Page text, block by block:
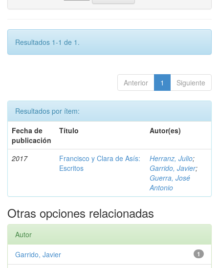
Resultados 1-1 de 1.
Anterior 1 Siguiente
Resultados por ítem:
Fecha de
publicación
Título Autor(es)
2017
Francisco y Clara de Asís:
Escritos
Herranz, Julio;
Garrido, Javier;
Guerra, José
Antonio
Otras opciones relacionadas
Autor
1
Garrido, Javier